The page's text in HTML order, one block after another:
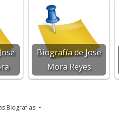
Biografía de Jose
Mora Reyes
Biografías